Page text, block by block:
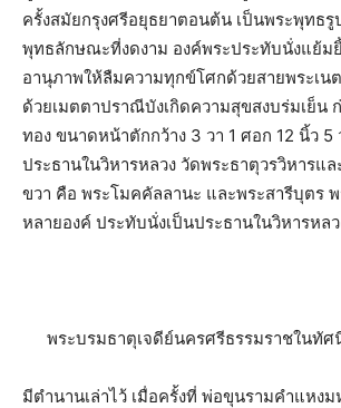
ครั้ง​สมัย​กรุงศรีอยุธยา​ตอนต้น​ เป็น​พระพุทธรู
พุทธ​ลักษณะ​ที่งดงาม​ องค์​พระประทับนั่งแย้ม
อานุภาพ​ให้ลืมความทุกข์​โศกด้วยสายพระเน
ด้วยเมตตาปราณี​บังเกิดความสุขสงบร่มเย็น​
ทอง​ ขนาดหน้าตักกว้าง​ 3​ วา​ 1​ ศอก 12​ นิ้ว​ 5​
ประธานในวิหารหลวง​ วัดพระธาตุ​วรวิหาร​แ
ขวา​ คือ​ พระโมคคัลลานะ​ และพระสารีบุตร​
หลาย​องค์​ ประทับนั่ง​เป็น​ประธาน​ในวิหารหล
พระบรมธาตุ​เจดีย์​นครศรีธรรมราช​ในทัศ
มีตำนาน​เล่า​ไว้​ เมื่อ​ครั้ง​ที่​ พ่อ​ขุน​รามคำแหงม​